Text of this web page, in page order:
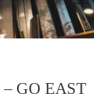
GO EAST